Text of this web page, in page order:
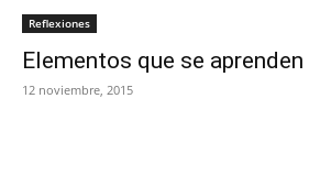
Reflexiones
Elementos que se
12 noviembre, 2015